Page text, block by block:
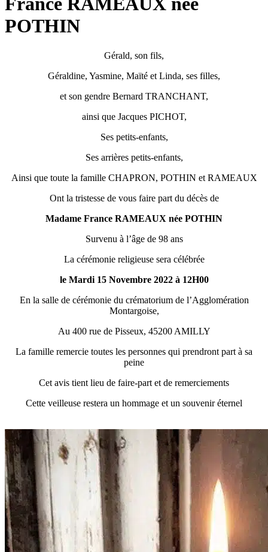
POTHIN
Gérald, son fils,
Géraldine, Yasmine, Maïté et Linda, ses filles,
et son gendre Bernard TRANCHANT,
ainsi que Jacques PICHOT,
Ses petits-enfants,
Ses arrières petits-enfants,
Ainsi que toute la famille CHAPRON, POTHIN et RAMEAUX
Ont la tristesse de vous faire part du décès de
Madame France RAMEAUX née POTHIN
Survenu à l’âge de 98 ans
La cérémonie religieuse sera célébrée
le Mardi 15 Novembre 2022 à 12H00
En la salle de cérémonie du crématorium de l’Agglomération
Montargoise,
Au 400 rue de Pisseux, 45200 AMILLY
La famille remercie toutes les personnes qui prendront part à sa
peine
Cet avis tient lieu de faire-part et de remerciements
Cette veilleuse restera un hommage et un souvenir éternel